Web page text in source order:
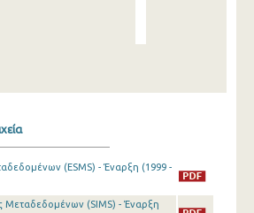
(ESMS) - Έναρξη (1999 -
Μεταδεδομένων (SIMS) - Έναρξη